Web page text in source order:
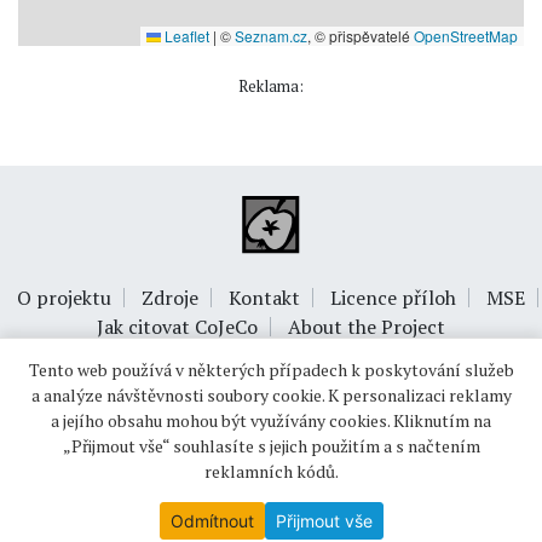
Leaflet | ©Seznam.cz, © přispěvatelé OpenStreetMap
Reklama:
O projektu Zdroje Kontakt Licence příloh
MSE
Jak citovat CoJeCo
About the Project
© 1999-2026OPTIMUS s.r.o.
Tento web používá v některých případech k poskytování služeb
a analýze návštěvnosti soubory cookie. K personalizaci reklamy
a jejího obsahu mohou být využívány cookies. Kliknutím na
„Přijmout vše“ souhlasíte s jejich použitím a s načtením
reklamních kódů.
Odmítnout Přijmout vše